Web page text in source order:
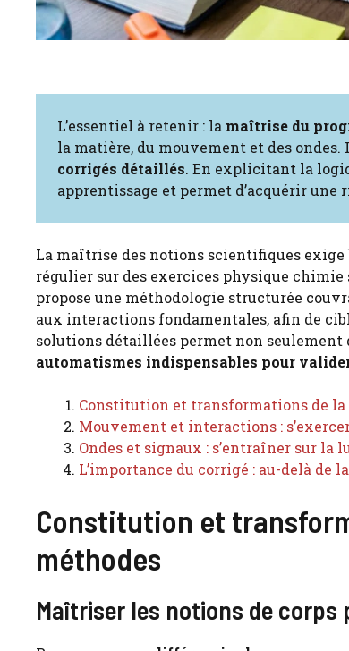
L’essentiel à retenir : la maîtrise du
la matière, du mouvement et des ondes.
corrigés détaillés. En explicitant la
apprentissage et permet d’acquérir
La maîtrise des notions scientifiques
régulier sur des exercices physique
propose une méthodologie structurée
aux interactions fondamentales, afin de
solutions détaillées permet non seulement
automatismes indispensables pour
Constitution et transformations de
Mouvement et interactions :
Ondes et signaux : s’entraîner sur la
L’importance du corrigé : au-delà de
Constitution et
méthodes
Maîtriser les notions de